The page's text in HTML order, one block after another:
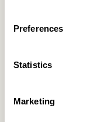
Preferences
Statistics
Marketing
Hübsch
CVR 41732350